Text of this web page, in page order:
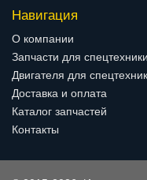
Навигация
О компании
Запчасти для спецтехники
Двигателя для
Доставка и оплата
Каталог запчастей
Контакты